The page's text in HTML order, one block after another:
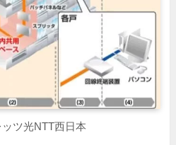
ツ光NTT西日本